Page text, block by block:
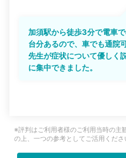
加須駅から徒歩3分で電車
台分あるので、車でも通院
先生が症状について優しく
に集中できました。
※評判はご利用者様のご利用当時の主
の上、一つの参考としてご活用くださ